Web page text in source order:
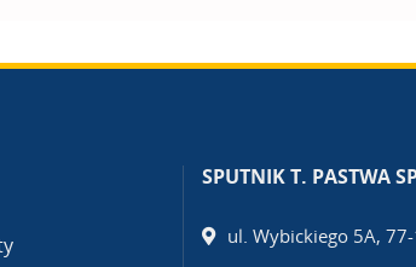
SPUTNIK T. PASTWA
ul. Wybickiego 5A,